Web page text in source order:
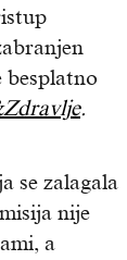
besplatno
.
se zalagala
nije
a